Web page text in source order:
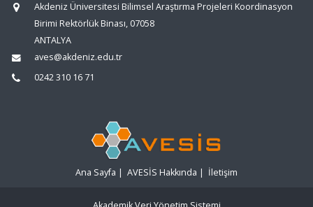
Akdeniz Üniversitesi Bilimsel Araştırma Projeleri Koordinasyon
Birimi Rektörlük Binası, 07058
ANTALYA
aves@akdeniz.edu.tr
0242 310 16 71
Ana Sayfa | AVESİS Hakkında | İletişim